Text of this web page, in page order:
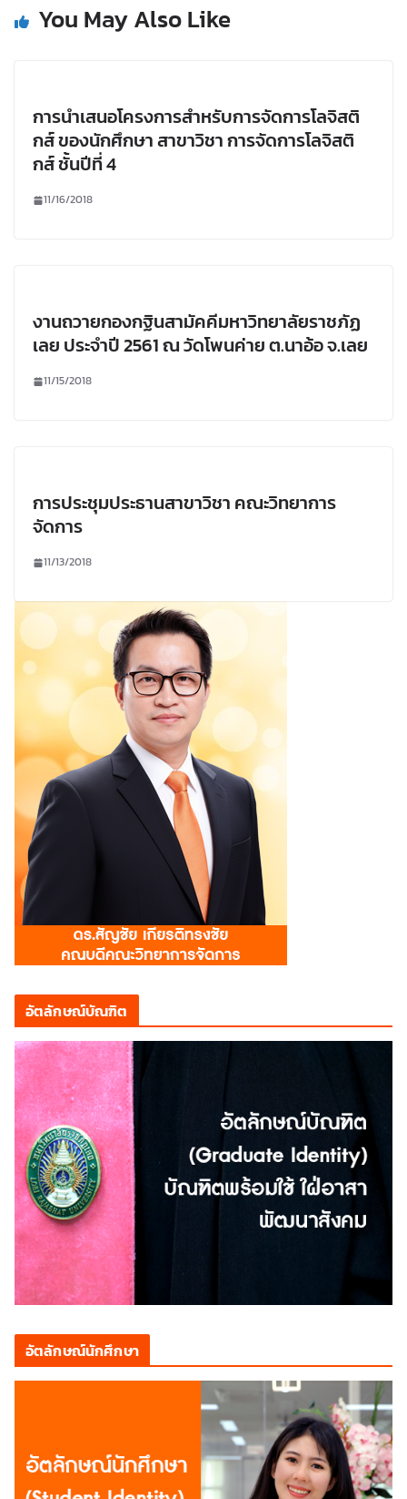
You May Also Like
การนำเสนอโครงการสำหรับการจัดการโลจิสติ
กส์ ของนักศึกษา สาขาวิชา การจัดการโลจิสติ
กส์ ชั้นปีที่ 4
11/16/2018
งานถวายกองกฐินสามัคคีมหาวิทยาลัยราชภัฏ
เลย ประจำปี 2561 ณ วัดโพนค่าย ต.นาอ้อ จ.เลย
11/15/2018
การประชุมประธานสาขาวิชา คณะวิทยาการ
จัดการ
11/13/2018
อัตลักษณ์บัณฑิต
อัตลักษณ์นักศึกษา